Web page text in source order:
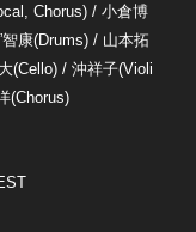
Chorus) / 小倉博
康(Drums) / 山本拓
(Cello) / 沖祥子(Violi
(Chorus)